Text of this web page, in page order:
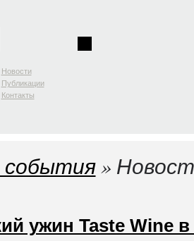
Новости
Публикации
Контакты
»
ужин Taste Wine